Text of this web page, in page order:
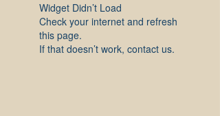
Widget Didn’t Load
Check your internet and refresh
this page.
If that doesn’t work, contact us.